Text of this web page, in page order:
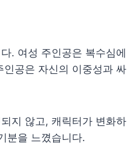
. 여성 주인공은 복수심에
공은 자신의 이중성과 싸
지 않고, 캐릭터가 변화하
분을 느꼈습니다.